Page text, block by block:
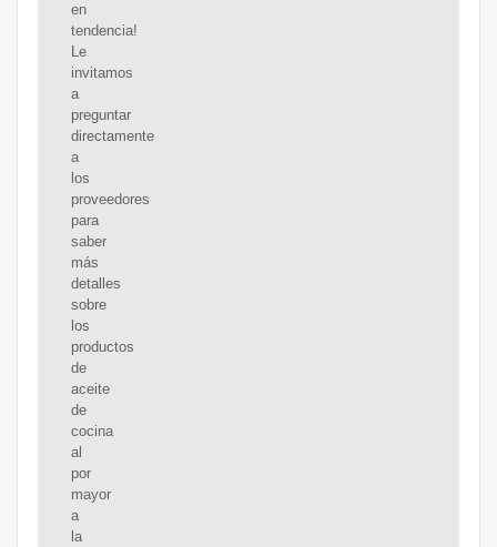
en
tendencia!
Le
invitamos
a
preguntar
directamente
a
los
proveedores
para
saber
más
detalles
sobre
los
productos
de
aceite
de
cocina
al
por
mayor
a
la